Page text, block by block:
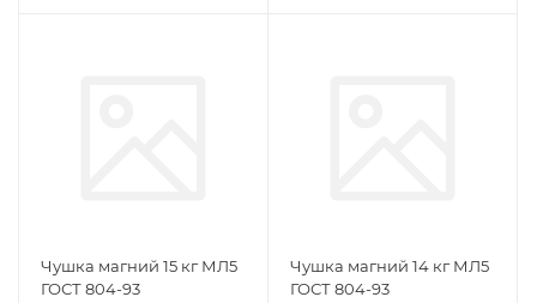
Чушка магний 15 кг МЛ5
ГОСТ 804-93
Чушка магний 14 кг МЛ5
ГОСТ 804-93